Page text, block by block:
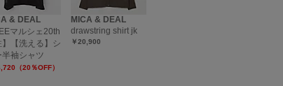
& DEAL
マルシェ20th
】【洗える】シ
半袖シャツ
（20％OFF）
MICA & DEAL
drawstring shirt jk
￥20,900